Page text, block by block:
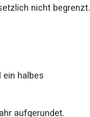
nicht begrenzt.
ein halbes
aufgerundet.